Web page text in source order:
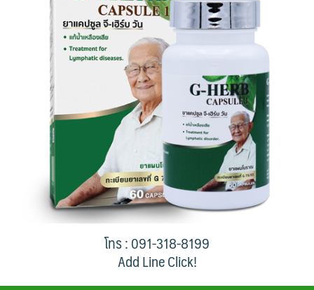
โทร : 091-318-8199
Add Line Click!